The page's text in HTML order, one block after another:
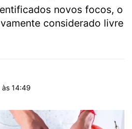
novos focos, o
considerado livre
14:49